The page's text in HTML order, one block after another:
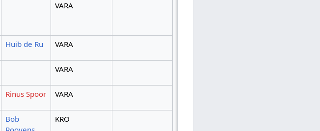
VARA
Huib de Ru VARA
VARA
Rinus Spoor VARA
Bob
KRO